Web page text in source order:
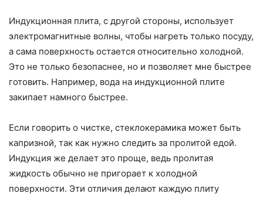
Индукционная плита, с другой стороны, использует
электромагнитные волны, чтобы нагреть только посуду,
а сама поверхность остается относительно холодной.
Это не только безопаснее, но и позволяет мне быстрее
готовить. Например, вода на индукционной плите
закипает намного быстрее.
Если говорить о чистке, стеклокерамика может быть
капризной, так как нужно следить за пролитой едой.
Индукция же делает это проще, ведь пролитая
жидкость обычно не пригорает к холодной
поверхности. Эти отличия делают каждую плиту